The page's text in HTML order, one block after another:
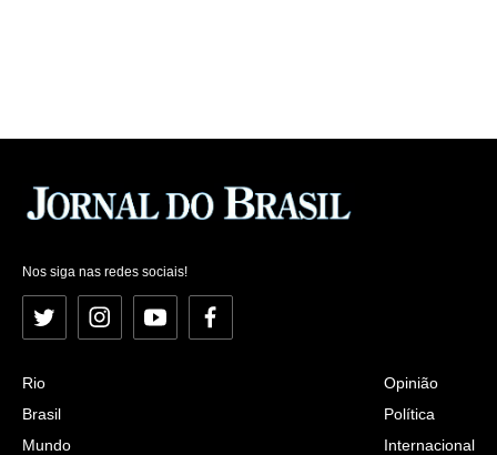
Nos siga nas redes sociais!
Twitter InstagramYouTubeFacebook
Rio
Brasil
Mundo
Opinião
Política
Internacional